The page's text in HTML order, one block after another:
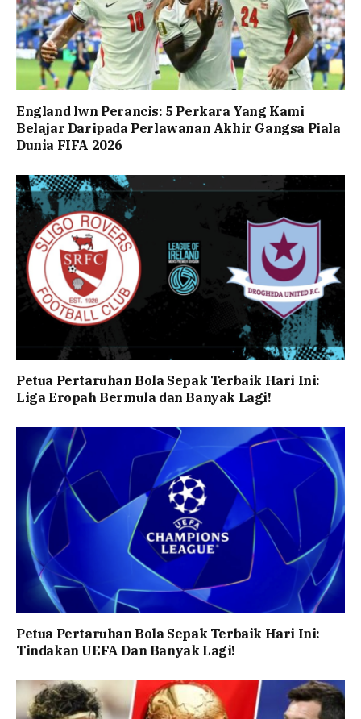
England lwn Perancis: 5 Perkara Yang Kami
Belajar Daripada Perlawanan Akhir Gangsa Piala
Dunia FIFA 2026
Petua Pertaruhan Bola Sepak Terbaik Hari Ini:
Liga Eropah Bermula dan Banyak Lagi!
Petua Pertaruhan Bola Sepak Terbaik Hari Ini:
Tindakan UEFA Dan Banyak Lagi!